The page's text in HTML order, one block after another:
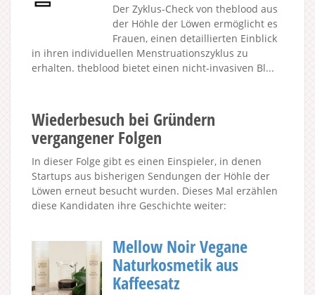
Der Zyklus-Check von theblood aus
der Höhle der Löwen ermöglicht es
Frauen, einen detaillierten Einblick
in ihren individuellen Menstruationszyklus zu
erhalten. theblood bietet einen nicht-invasiven Bl...
Wiederbesuch bei Gründern
vergangener Folgen
In dieser Folge gibt es einen Einspieler, in denen
Startups aus bisherigen Sendungen der Höhle der
Löwen erneut besucht wurden. Dieses Mal erzählen
diese Kandidaten ihre Geschichte weiter:
Mellow Noir Vegane
Naturkosmetik aus
Kaffeesatz